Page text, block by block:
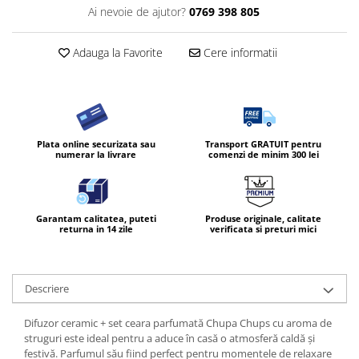
Diverse produse de uz casnic
Saci Menajeri
Servetele Umede Multisuprfete
Ingrijirea corpului
Bureti/Perie
Gel de dus
Igiena orala
Ingrijire intima
Lotiune de corp
Ai nevoie de ajutor? 0769 398 805
Adauga la Favorite Cere informatii
Plata online securizata sau
numerar la livrare
Transport GRATUIT pentru
comenzi de minim 300 lei
Garantam calitatea, puteti
returna in 14 zile
Produse originale, calitate
verificata si preturi mici
Descriere
Difuzor ceramic + set ceara parfumată Chupa Chups cu aroma de
struguri este ideal pentru a aduce în casă o atmosferă caldă și
festivă. Parfumul său fiind perfect pentru momentele de relaxare